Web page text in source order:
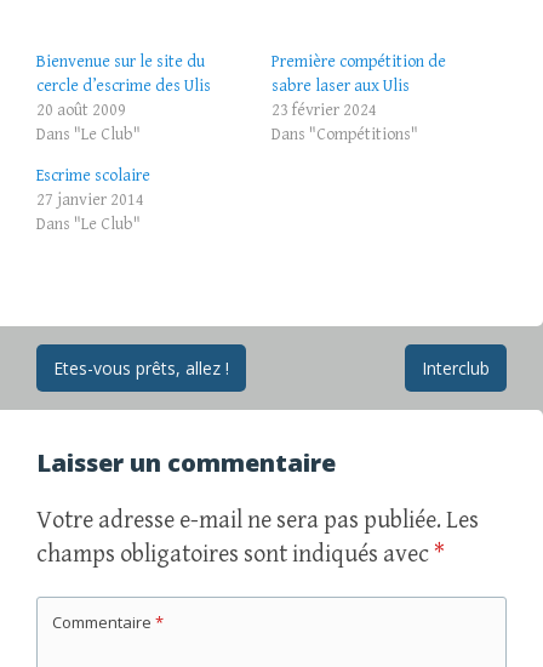
Bienvenue sur le site du
cercle d’escrime des Ulis
20 août 2009
Dans "Le Club"
Première compétition de
sabre laser aux Ulis
23 février 2024
Dans "Compétitions"
Escrime scolaire
27 janvier 2014
Dans "Le Club"
Navigation
des
articles
Etes-vous prêts, allez ! Interclub
Laisser un commentaire
Votre adresse e-mail ne sera pas publiée. Les
champs obligatoires sont indiqués avec *
Commentaire *